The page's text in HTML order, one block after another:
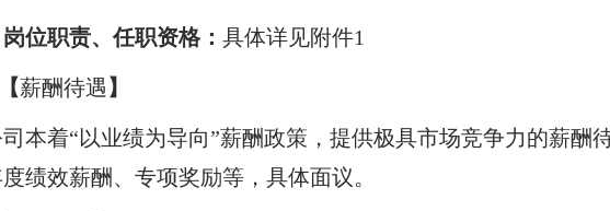
岗位职责、任职资格： 具体详见附件1
【薪酬待遇 】
本着“以业绩为导向”薪酬政策，提供极具市场竞争力的薪酬
绩效薪酬、专项奖励等，具体面议。